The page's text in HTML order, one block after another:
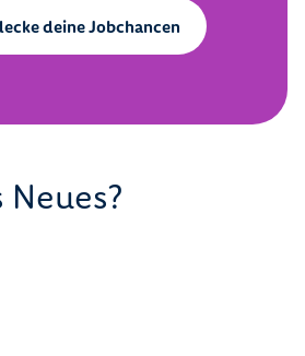
deine Jobchancen
Neues?